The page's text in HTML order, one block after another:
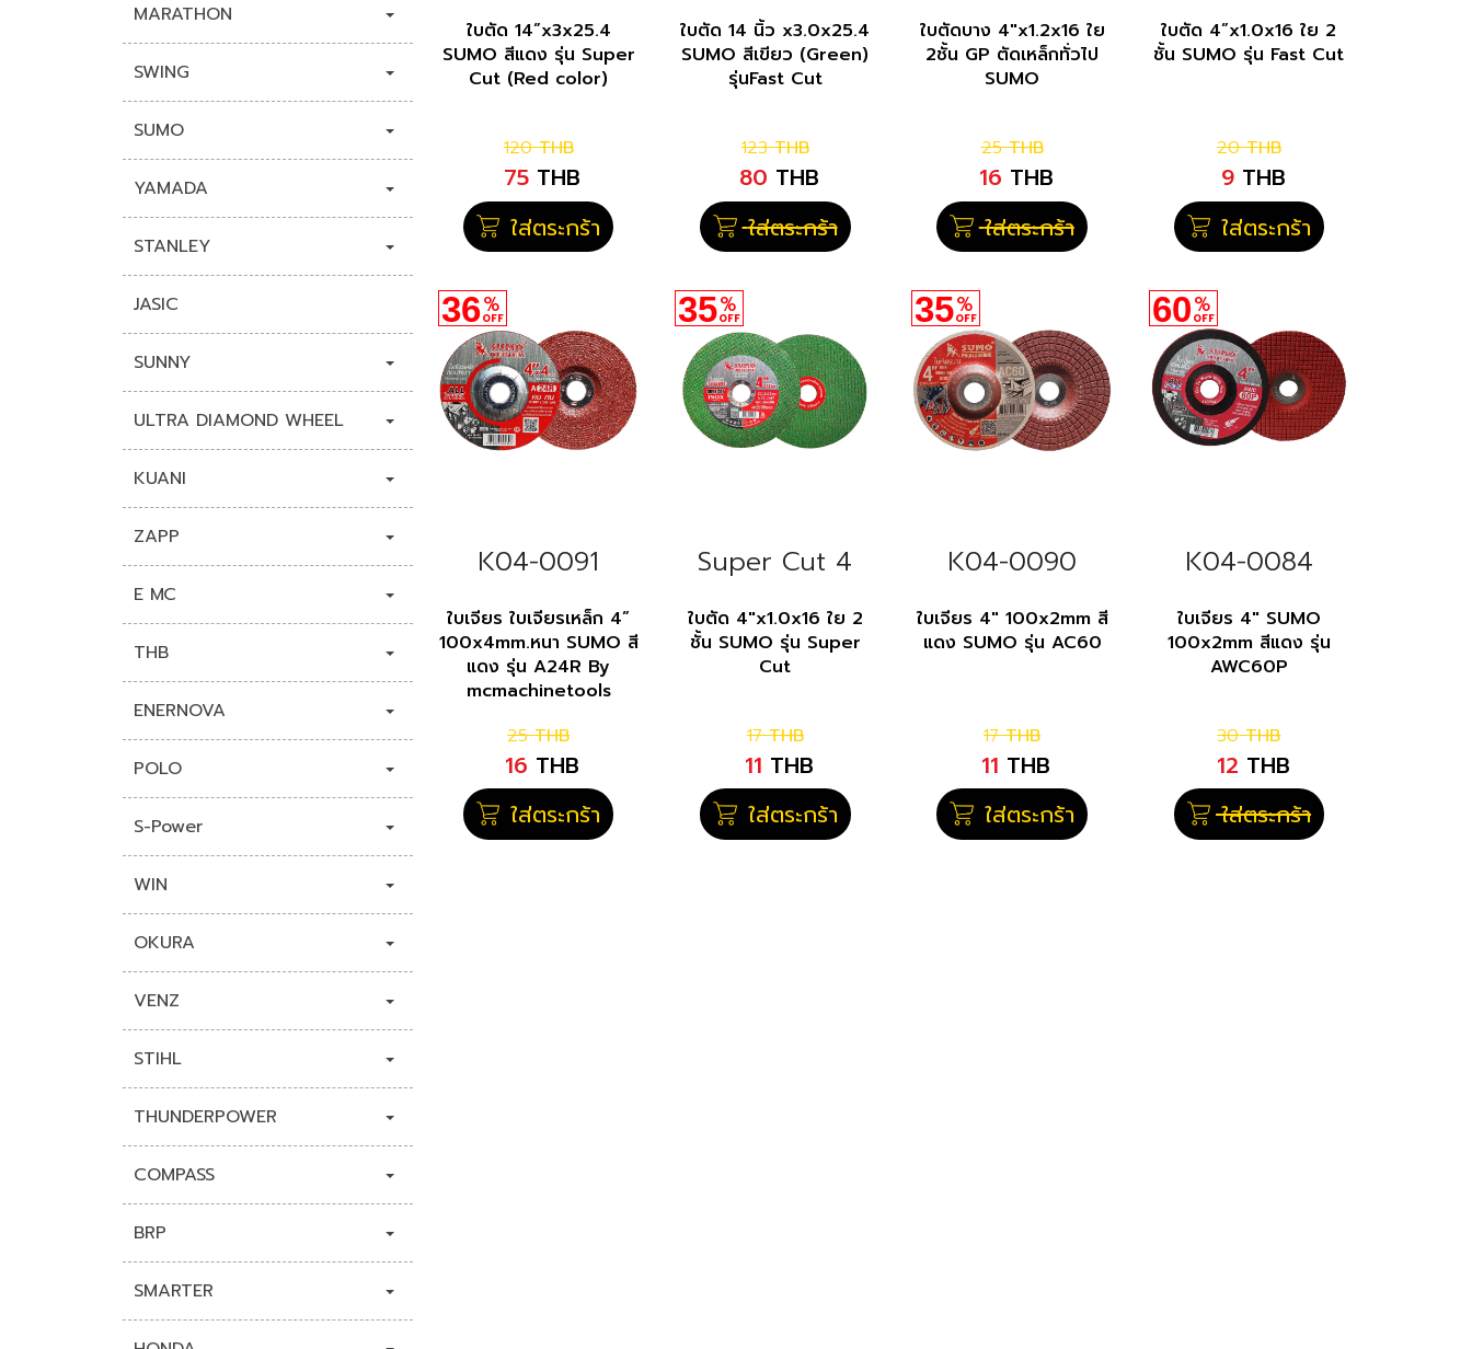
MARATHON
SWING
SUMO
YAMADA
STANLEY
JASIC
SUNNY
ULTRA DIAMOND WHEEL
KUANI
ZAPP
E MC
THB
ENERNOVA
POLO
S-Power
WIN
OKURA
VENZ
STIHL
THUNDERPOWER
COMPASS
BRP
SMARTER
ใบตัด 14”x3x25.4
SUMO สีแดง รุ่น Super
Cut (Red color)
120 THB
75 THB
ใส่ตระกร้า
ใบตัด 14 นิ้ว x3.0x25.4
SUMO สีเขียว (Green)
รุ่นFast Cut
123 THB
80 THB
ใส่ตระกร้า
ใบตัดบาง 4"x1.2x16 ใย
2ชั้น GP ตัดเหล็กทั่วไป
SUMO
25 THB
16 THB
ใส่ตระกร้า
ใบตัด 4”x1.0x16 ใย 2
ชั้น SUMO รุ่น Fast Cut
20 THB
9 THB
ใส่ตระกร้า
36%
OFF
K04-0091
ใบเจียร ใบเจียรเหล็ก 4”
100x4mm.หนา SUMO สี
แดง รุ่น A24R By
mcmachinetools
25 THB
16 THB
ใส่ตระกร้า
35%
OFF
Super Cut 4
ใบตัด 4"x1.0x16 ใย 2
ชั้น SUMO รุ่น Super
Cut
17 THB
11 THB
ใส่ตระกร้า
35%
OFF
K04-0090
ใบเจียร 4" 100x2mm สี
แดง SUMO รุ่น AC60
17 THB
11 THB
ใส่ตระกร้า
60%
OFF
K04-0084
ใบเจียร 4" SUMO
100x2mm สีแดง รุ่น
AWC60P
30 THB
12 THB
ใส่ตระกร้า